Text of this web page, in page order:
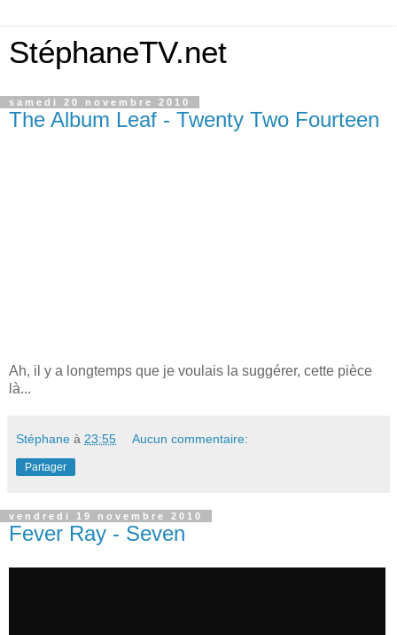
StéphaneTV.net
samedi 20 novembre 2010
The Album Leaf - Twenty Two Fourteen
Ah, il y a longtemps que je voulais la suggérer, cette pièce
là...
Stéphane à 23:55 Aucun commentaire:
Partager
vendredi 19 novembre 2010
Fever Ray - Seven